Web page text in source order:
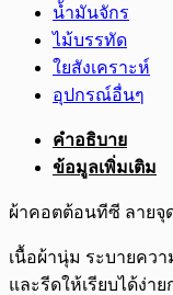
น้ำมันจักร
ไม้บรรทัด
ใยสังเคราะห์
อุปกรณ์อื่นๆ
คำอธิบาย
ข้อมูลเพิ่มเติม
ผ้าคอตต้อนทีซี ลายจุ
เนื้อผ้านุ่ม ระบายคว
และรีดให้เรียบได้ง่า